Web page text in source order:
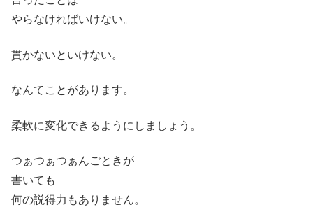
やらなければいけない。
貫かないといけない。
なんてことがあります。
柔軟に変化できるようにしましょう。
つぁつぁつぁんごときが
書いても
何の説得力もありません。